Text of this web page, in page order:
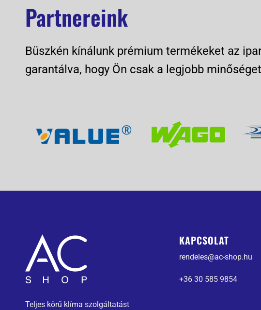
Partnereink
Büszkén kínálunk prémium termékeket az
garantálva, hogy Ön csak a legjobb
Teljes körű klíma szolgáltatást
KAPCSOLAT
rendeles@ac-shop.hu
+36 30 585 9854